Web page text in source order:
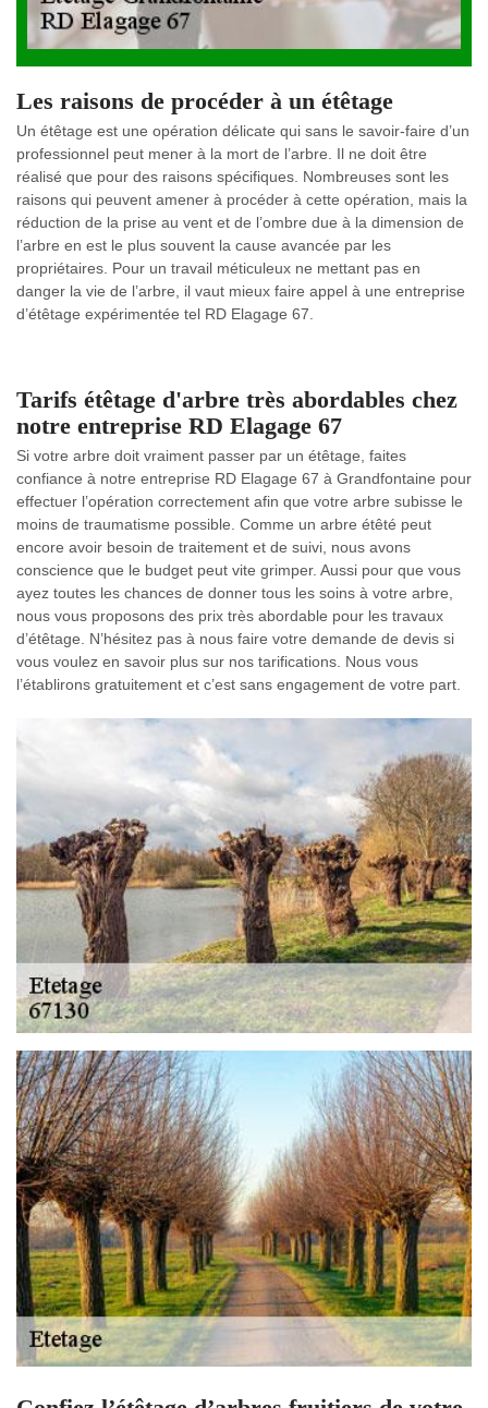
Les raisons de procéder à un étêtage
Un étêtage est une opération délicate qui sans le savoir-faire d’un
professionnel peut mener à la mort de l’arbre. Il ne doit être
réalisé que pour des raisons spécifiques. Nombreuses sont les
raisons qui peuvent amener à procéder à cette opération, mais la
réduction de la prise au vent et de l’ombre due à la dimension de
l’arbre en est le plus souvent la cause avancée par les
propriétaires. Pour un travail méticuleux ne mettant pas en
danger la vie de l’arbre, il vaut mieux faire appel à une entreprise
d’étêtage expérimentée tel RD Elagage 67.
Tarifs étêtage d'arbre très abordables chez
notre entreprise RD Elagage 67
Si votre arbre doit vraiment passer par un étêtage, faites
confiance à notre entreprise RD Elagage 67 à Grandfontaine pour
effectuer l’opération correctement afin que votre arbre subisse le
moins de traumatisme possible. Comme un arbre étêté peut
encore avoir besoin de traitement et de suivi, nous avons
conscience que le budget peut vite grimper. Aussi pour que vous
ayez toutes les chances de donner tous les soins à votre arbre,
nous vous proposons des prix très abordable pour les travaux
d’étêtage. N’hésitez pas à nous faire votre demande de devis si
vous voulez en savoir plus sur nos tarifications. Nous vous
l’établirons gratuitement et c’est sans engagement de votre part.